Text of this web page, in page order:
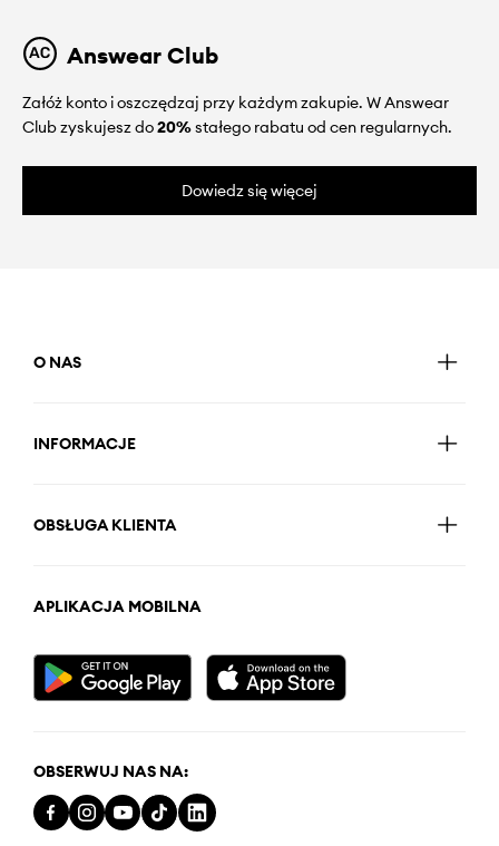
Answear Club
Załóż konto i oszczędzaj przy każdym zakupie. W Answear
Club zyskujesz do20%stałego rabatu od cen regularnych.
Dowiedz się więcej
O NAS
INFORMACJE
OBSŁUGA KLIENTA
APLIKACJA MOBILNA
OBSERWUJ NAS NA: